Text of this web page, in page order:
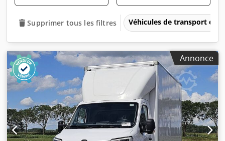
Supprimer tous les filtres Véhicules de transport et
Annonce